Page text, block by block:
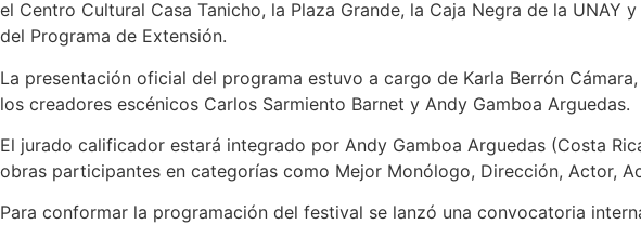
el Centro Cultural Casa Tanicho, la Plaza Grande, la Caja Negra de la
del Programa de Extensión.
La presentación oficial del programa estuvo a cargo de Karla Berrón
los creadores escénicos Carlos Sarmiento Barnet y Andy Gamboa Arguedas.
El jurado calificador estará integrado por Andy Gamboa Arguedas (Costa
obras participantes en categorías como Mejor Monólogo, Dirección, Actor,
Para conformar la programación del festival se lanzó una convocatoria